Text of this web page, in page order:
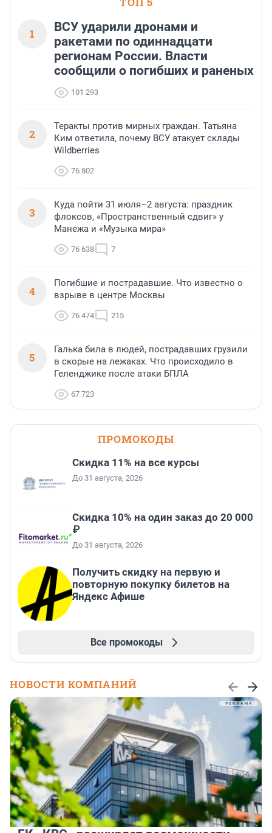
1
ВСУ ударили дронами и
ракетами по одиннадцати
регионам России. Власти
сообщили о погибших и раненых
101 293
2
Теракты против мирных граждан. Татьяна
Ким ответила, почему ВСУ атакует склады
Wildberries
76 802
3
Куда пойти 31 июля–2 августа: праздник
флоксов, «Пространственный сдвиг» у
Манежа и «Музыка мира»
76 638 7
4
Погибшие и пострадавшие. Что известно о
взрыве в центре Москвы
76 474 215
5
Галька била в людей, пострадавших грузили
в скорые на лежаках. Что происходило в
Геленджике после атаки БПЛА
67 723
ПРОМОКОДЫ
Скидка 11% на все курсы
До 31 августа, 2026
Скидка 10% на один заказ до 20 000
₽
До 31 августа, 2026
Получить скидку на первую и
повторную покупку билетов на
Яндекс Афише
Все промокоды
НОВОСТИ КОМПАНИЙ